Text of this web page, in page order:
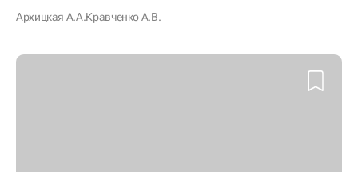
Архицкая А.А.Кравченко А.В.